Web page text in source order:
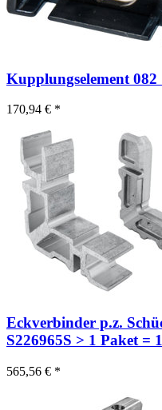
Kupplungselement
170,94 € *
Eckverbinder p.z.
S226965S > 1 Paket =
565,56 € *